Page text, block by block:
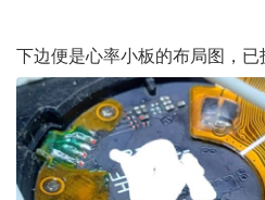
下边便是心率小板的布局图，已